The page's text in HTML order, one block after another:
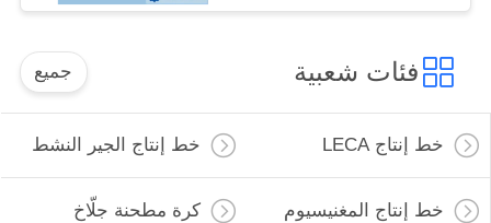
فئات شعبية جميع
خط إنتاج LECA خط إنتاج الجير النشط
خط إنتاج المغنيسيوم كرة مطحنة جلّاخ